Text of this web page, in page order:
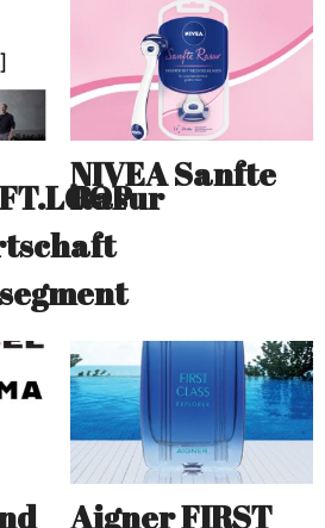
NIVEA Sanfte
Rasur
Aigner FIRST